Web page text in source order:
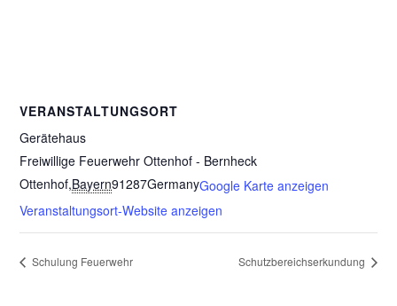
VERANSTALTUNGSORT
Gerätehaus
Freiwillige Feuerwehr Ottenhof - Bernheck
Ottenhof,Bayern91287GermanyGoogle Karte anzeigen
Veranstaltungsort-Website anzeigen
Schulung Feuerwehr Schutzbereichserkundung